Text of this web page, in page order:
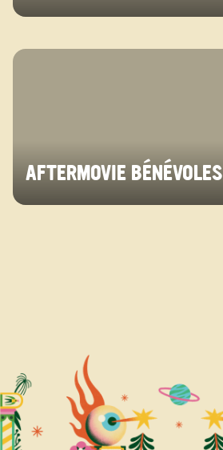
AFTERMOVIE BÉNÉVOLES